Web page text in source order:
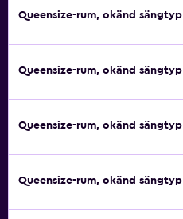
Queensize-rum, okänd sängtyp
Queensize-rum, okänd sängtyp
Queensize-rum, okänd sängtyp
Queensize-rum, okänd sängtyp